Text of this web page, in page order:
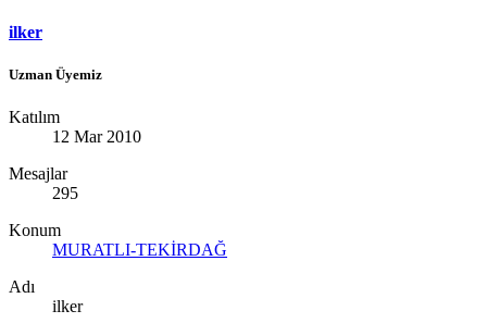
ilker
Uzman Üyemiz
Katılım
12 Mar 2010
Mesajlar
295
Konum
MURATLI-TEKİRDAĞ
Adı
ilker